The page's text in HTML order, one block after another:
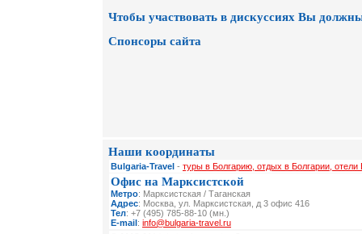
Чтобы участвовать в дискуссиях Вы
Спонсоры сайта
Наши координаты
Bulgaria-Travel - туры в Болгарию, отдых в Болгарии, отели
Офис на Марксистской
Метро: Марксистская / Таганская
Адрес: Москва, ул. Марксистская, д 3 офис 416
Тел: +7 (495) 785-88-10 (мн.)
E-mail: info@bulgaria-travel.ru